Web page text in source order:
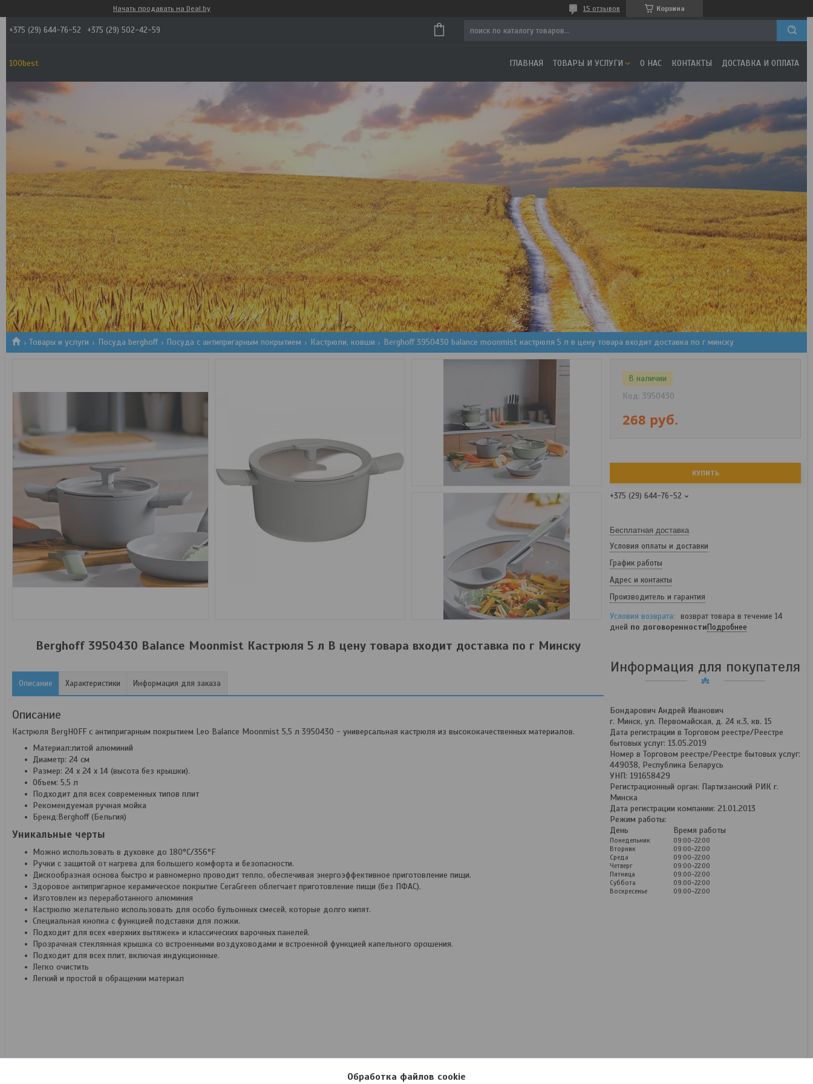
Начать продавать на Deal.by Корзина
15 отзывов
+375 (29) 644-76-52 +375 (29) 502-42-59
100best ГЛАВНАЯ ТОВАРЫ И УСЛУГИ О НАС КОНТАКТЫ ДОСТАВКА И ОПЛАТА
Товары и услуги Посуда berghoff Посуда с антипригарным покрытием Кастрюли, ковши Berghoff 3950430 balance moonmist кастрюля 5 л в цену товара входит доставка по г минску
Berghoff 3950430 Balance Moonmist Кастрюля 5 л В цену товара входит доставка по г Минску
Описание Характеристики Информация для заказа
Описание
Кастрюля BergHOFF с антипригарным покрытием Leo Balance Moonmist 5,5 л 3950430 - универсальная кастрюля из высококачественных материалов.
Материал:литой алюминий
Диаметр: 24 см
Размер: 24 x 24 x 14 (высота без крышки).
Объем: 5,5 л
Подходит для всех современных типов плит
Рекомендуемая ручная мойка
Бренд:Berghoff (Бельгия)
Уникальные черты
Можно использовать в духовке до 180°C/356°F
Ручки с защитой от нагрева для большего комфорта и безопасности.
Дискообразная основа быстро и равномерно проводит тепло, обеспечивая энергоэффективное приготовление пищи.
Здоровое антипригарное керамическое покрытие CeraGreen облегчает приготовление пищи (без ПФАС).
Изготовлен из переработанного алюминия
Кастрюлю желательно использовать для особо бульонных смесей, которые долго кипят.
Специальная кнопка с функцией подставки для ложки.
Подходит для всех «верхних вытяжек» и классических варочных панелей.
Прозрачная стеклянная крышка со встроенными воздуховодами и встроенной функцией капельного орошения.
Подходит для всех плит, включая индукционные.
Легко очистить
Легкий и простой в обращении материал
В наличии
Код: 3950430
268 руб.
КУПИТЬ
+375 (29) 644-76-52
Бесплатная доставка
Условия оплаты и доставки
График работы
Адрес и контакты
Производитель и гарантия
возврат товара в течение 14
дней по договоренностиПодробнее
Информация для покупателя
Бондарович Андрей Иванович
г. Минск, ул. Первомайская, д. 24 к.3, кв. 15
Дата регистрации в Торговом реестре/Реестре
бытовых услуг: 13.05.2019
Номер в Торговом реестре/Реестре бытовых услуг:
449038, Республика Беларусь
УНП: 191658429
Регистрационный орган: Партизанский РИК г.
Минска
Дата регистрации компании: 21.01.2013
Режим работы:
День
Время работы
Понедельник
09:00-22:00
Вторник
09:00-22:00
Среда
09:00-22:00
Четверг
09:00-22:00
Пятница
09:00-22:00
Суббота
09:00-22:00
Воскресенье
09:00-22:00
Обработка файлов cookie